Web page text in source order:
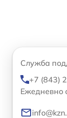
Служба
+7 (843)
Ежедневно